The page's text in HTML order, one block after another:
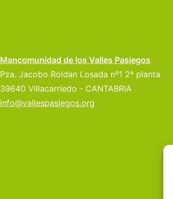
Mancomunidad de los Valles Pasiegos
Pza. Jacobo Roldan Losada nº1 2º planta
39640 Villacarriedo - CANTABRIA
info@vallespasiegos.org